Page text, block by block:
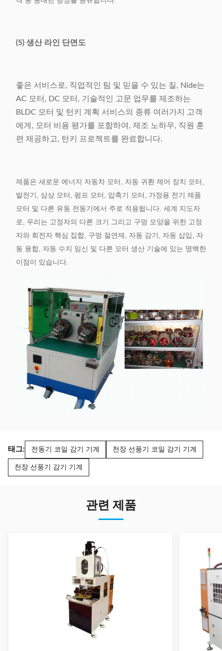
(5) 생산 라인 단면도
좋은 서비스로, 직업적인 팀 및 믿을 수 있는 질, Nide는
AC 모터, DC 모터, 기술적인 고문 업무를 제조하는
BLDC 모터 및 턴키 계획 서비스의 종류 여러가지 고객
에게, 모터 비용 평가를 포함하여, 제조 노하우, 직원 훈
련 제공하고, 턴키 프로젝트를 완료합니다.
제품은 새로운 에너지 자동차 모터, 자동 귀환 제어 장치 모터,
발전기, 삼상 모터, 펌프 모터, 압축기 모터, 가정용 전기 제품
모터 및 다른 유동 전동기에서 주로 적용됩니다. 세계 지도자
로, 우리는 고정자의 다른 크기 그리고 구멍 모양을 위한 고정
자와 회전자 핵심 집합, 구멍 절연제, 자동 감기, 자동 삽입, 자
동 융합, 자동 수지 임신 및 다른 모터 생산 기술에 있는 명백한
이점이 있습니다.
태그: 전동기 코일 감기 기계 천장 선풍기 코일 감기 기계
천장 선풍기 감기 기계
관련 제품